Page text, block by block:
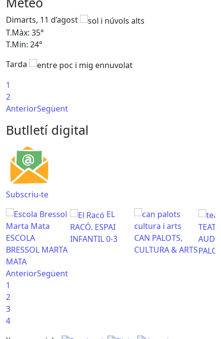
Dimarts, 11 d’agost
T.Màx: 35°
T.Min: 24°
Tarda
1
2
AnteriorSegüent
Butlletí digital
Subscriu-te
ESCOLA
BRESSOL MARTA
MATA
EL
RACÓ. ESPAI
INFANTIL 0-3
CAN PALOTS,
CULTURA & ARTS
AnteriorSegüent
1
2
3
4